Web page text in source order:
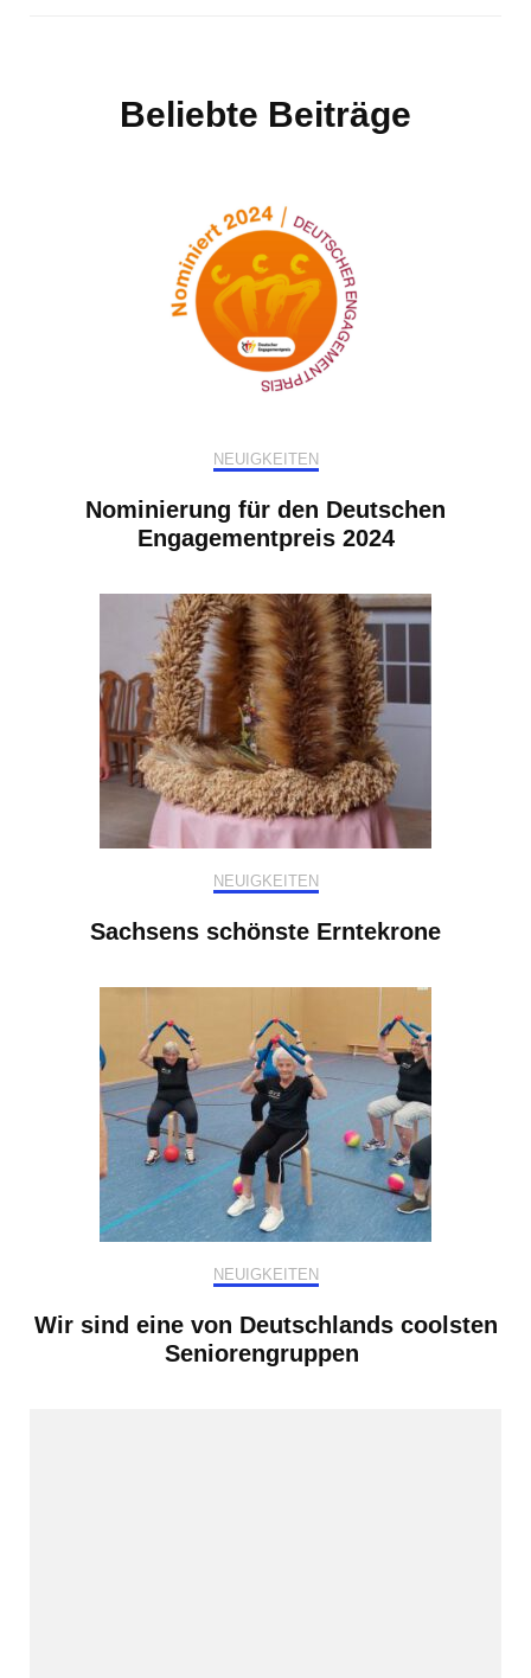
Beliebte Beiträge
NEUIGKEITEN
Nominierung für den Deutschen
Engagementpreis 2024
NEUIGKEITEN
Sachsens schönste Erntekrone
NEUIGKEITEN
Wir sind eine von Deutschlands coolsten
Seniorengruppen